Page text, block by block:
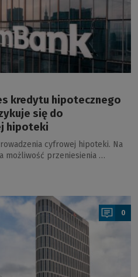
kredytu hipotecznego
się do
hipoteki
cyfrowej hipoteki. Na
możliwość przeniesienia …
0